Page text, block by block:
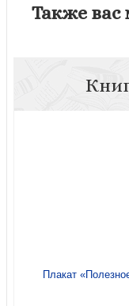
Также вас
Плакат